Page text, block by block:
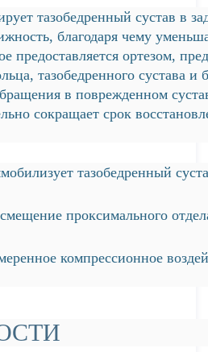
тазобедренный сустав в
благодаря чему
предоставляется ортезом,
тазобедренного сустава и
в поврежденном
сокращает срок
тазобедренный
проксимального
компрессионное